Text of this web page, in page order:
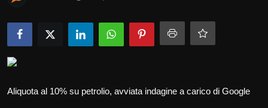
Notizie
Tour
Aliquota al 10% su petrolio, avviata indagine a carico di Google